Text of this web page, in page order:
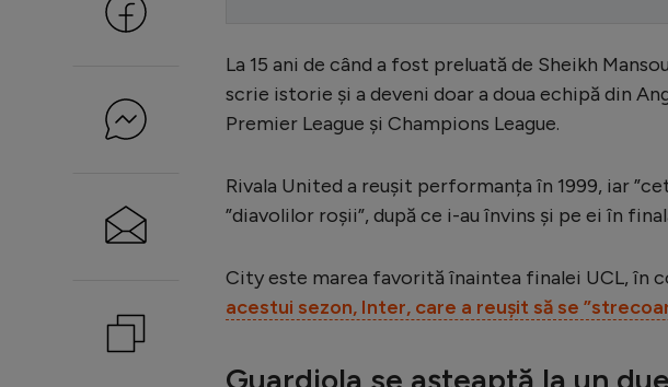
La 15 ani de când a fost preluată de Sheikh
scrie istorie și a deveni doar a doua echipă din
Premier League și Champions League.
Rivala United a reușit performanța în 1999, iar
”diavolilor roșii”, după ce i-au învins și pe ei în
City este marea favorită înaintea finalei UCL, în
acestui sezon, Inter, care a reușit să se
Guardiola se așteaptă la un